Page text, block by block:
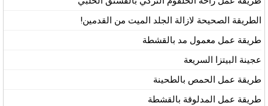
الطريقة الصحيحة لازالة الجلد الميت من القدمين!
طريقة عمل معمول مد بالقشطة
عجينة البيتزا السريعة
طريقة عمل الحمص بالطحينة
طريقة عمل المدلوقة بالقشطة